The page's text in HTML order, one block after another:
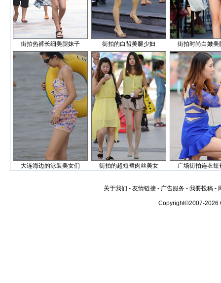
街拍热裤长细美腿妹子 街拍的白皙美腿少妇 街拍时尚白嫩美
大连海边的泳装美女们 街拍的超短裙肉丝美女 广场街拍连衣短
关于我们 - 友情链接 - 广告服务 - 我要投稿 -
Copyright©2007-2026